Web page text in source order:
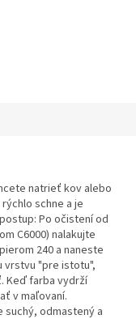
natrieť kov alebo
schne a je
Po očistení od
C6000) nalakujte
240 a naneste
vrstvu "pre istotu",
Keď farba vydrží
v maľovaní.
suchý, odmastený a